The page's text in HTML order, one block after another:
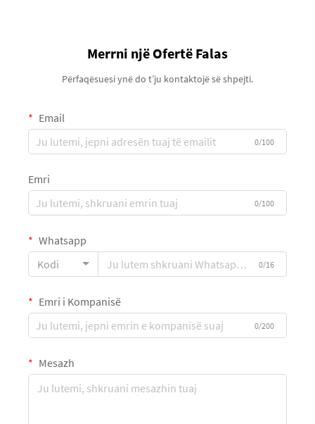
Merrni një Ofertë Falas
Përfaqësuesi ynë do t’ju kontaktojë së shpejti.
Email
0/100
Emri
0/100
Whatsapp
Kodi
0/16
Emri i Kompanisë
0/200
Mesazh